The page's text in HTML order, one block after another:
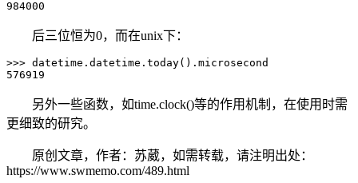
后三位恒为0，而在unix下：
>>> datetime.datetime.today().microsecond
576919
另外一些函数，如time.clock()等的作用机制，在使用时需
更细致的研究。
原创文章，作者：苏葳，如需转载，请注明出处：
https://www.swmemo.com/489.html